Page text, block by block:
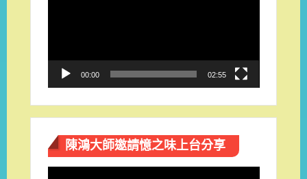
00:00 02:55
陳鴻大師邀請憶之味上台分享